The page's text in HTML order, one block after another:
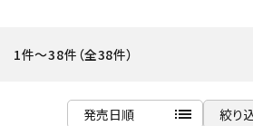
セール商品
カテゴリから探す
1件～38件（全38件）
発売日順 list 絞り